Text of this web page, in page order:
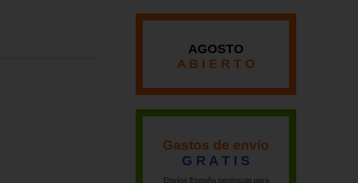
AGOSTO
A B I E R T O
Gastos de envío
G R A T I S
Envíos España península para